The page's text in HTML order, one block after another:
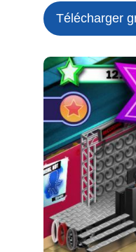
Télécharger